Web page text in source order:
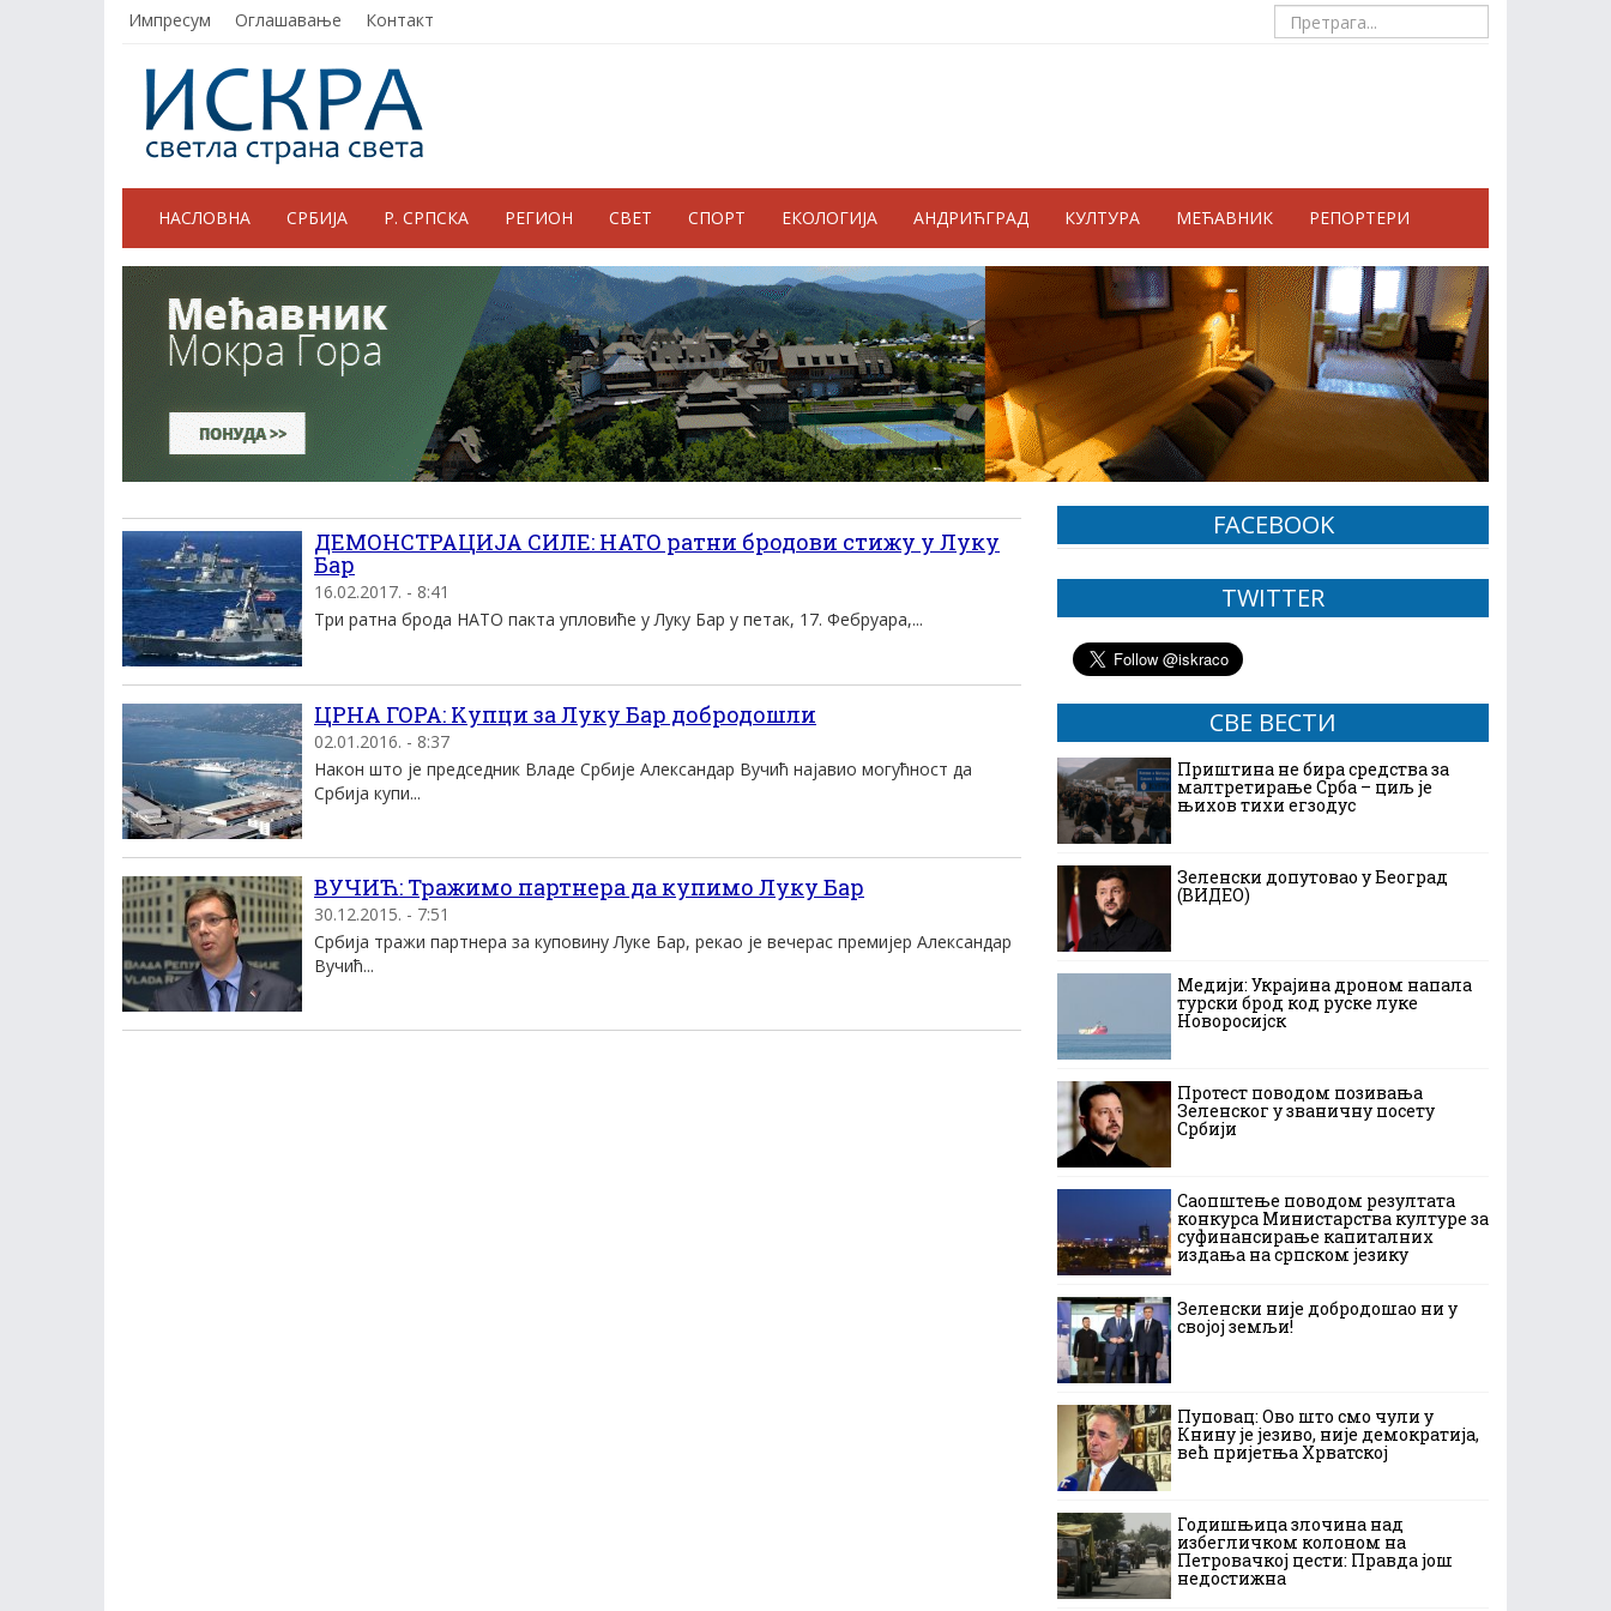
Импресум Оглашавање Контакт
НАСЛОВНА СРБИЈА Р. СРПСКА РЕГИОН СВЕТ СПОРТ ЕКОЛОГИЈА АНДРИЋГРАД КУЛТУРА МЕЋАВНИК РЕПОРТЕРИ
ДЕМОНСТРАЦИЈА СИЛЕ: НАТО ратни бродови стижу у Луку
Бар
16.02.2017. - 8:41
Три ратна брода НАТО пакта упловиће у Луку Бар у петак, 17. Фебруара,...
ЦРНА ГОРА: Kупци за Луку Бар добродошли
02.01.2016. - 8:37
Након што jе председник Владе Србиjе Aлександар Вучић наjавио могућност да
Србиjа купи...
ВУЧИЋ: Тражимо партнера да купимо Луку Бар
30.12.2015. - 7:51
Србија тражи партнера за куповину Луке Бар, рекао је вечерас премијер Александар
Вучић...
FACEBOOK
TWITTER
СВЕ ВЕСТИ
Приштина не бира средства за
малтретирање Срба – циљ је
њихов тихи егзодус
Зеленски допутовао у Београд
(ВИДЕО)
Медији: Украјина дроном напала
турски брод код руске луке
Новоросијск
Протест поводом позивања
Зеленског у званичну посету
Србији
Саопштење поводом резултата
конкурса Министарства културе за
суфинансирање капиталних
издања на српском језику
Зеленски није добродошао ни у
својој земљи!
Пуповац: Ово што смо чули у
Книну је језиво, није демократија,
већ пријетња Хрватској
Годишњица злочина над
избегличком колоном на
Петровачкој цести: Правда још
недостижна